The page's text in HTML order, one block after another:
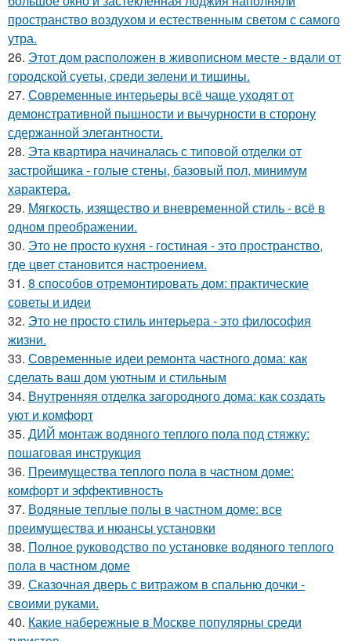
пространство воздухом и естественным светом с самого
утра.
26. Этот дом расположен в живописном месте - вдали от
городской суеты, среди зелени и тишины.
27. Современные интерьеры всё чаще уходят от
демонстративной пышности и вычурности в сторону
сдержанной элегантности.
28. Эта квартира начиналась с типовой отделки от
застройщика - голые стены, базовый пол, минимум
характера.
29. Мягкость, изящество и вневременной стиль - всё в
одном преображении.
30. Это не просто кухня - гостиная - это пространство,
где цвет становится настроением.
31. 8 способов отремонтировать дом: практические
советы и идеи
32. Это не просто стиль интерьера - это философия
жизни.
33. Современные идеи ремонта частного дома: как
сделать ваш дом уютным и стильным
34. Внутренняя отделка загородного дома: как создать
уют и комфорт
35. ДИЙ монтаж водяного теплого пола под стяжку:
пошаговая инструкция
36. Преимущества теплого пола в частном доме:
комфорт и эффективность
37. Водяные теплые полы в частном доме: все
преимущества и нюансы установки
38. Полное руководство по установке водяного теплого
пола в частном доме
39. Сказочная дверь с витражом в спальню дочки -
своими руками.
40. Какие набережные в Москве популярны среди